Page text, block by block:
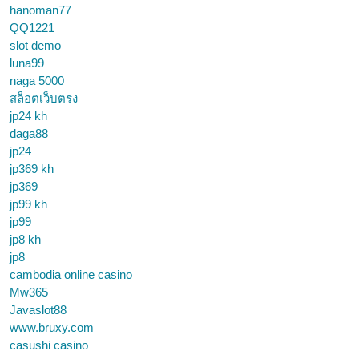
hanoman77
QQ1221
slot demo
luna99
naga 5000
สล็อตเว็บตรง
jp24 kh
daga88
jp24
jp369 kh
jp369
jp99 kh
jp99
jp8 kh
jp8
cambodia online casino
Mw365
Javaslot88
www.bruxy.com
casushi casino